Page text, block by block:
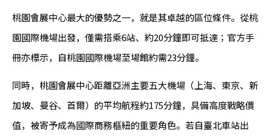
桃園會展中心最大的優勢之一，就是其卓越的區位條件。從桃
園國際機場出發，僅需搭乘6站、約20分鐘即可抵達；官方手
冊亦標示，自桃園國際機場至場館約需23分鐘。
同時，桃園會展中心距離亞洲主要五大機場（上海、東京、新
加坡、曼谷、首爾）的平均航程約175分鐘，具備高度戰略價
值，被寄予成為國際商務樞紐的重要角色。若自臺北車站出